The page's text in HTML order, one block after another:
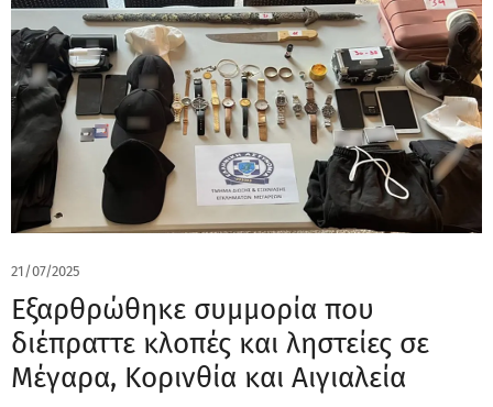
21/07/2025
Εξαρθρώθηκε συμμορία που
διέπραττε κλοπές και ληστείες σε
Μέγαρα, Κορινθία και Αιγιαλεία